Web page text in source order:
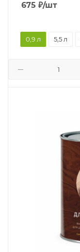
675 ₽/шт
0,9 л 5,5 л